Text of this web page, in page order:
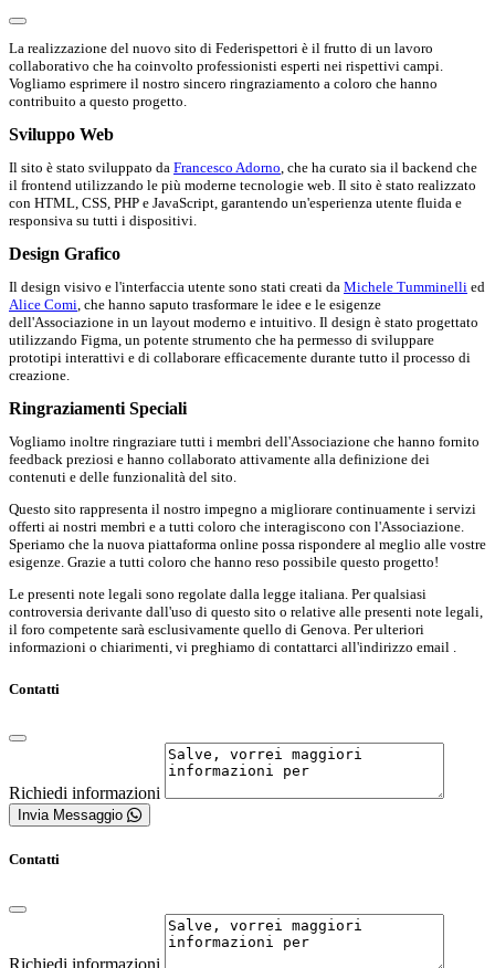
La realizzazione del nuovo sito di Federispettori è il frutto di un lavoro
collaborativo che ha coinvolto professionisti esperti nei rispettivi campi.
Vogliamo esprimere il nostro sincero ringraziamento a coloro che hanno
contribuito a questo progetto.
Sviluppo Web
Il sito è stato sviluppato da Francesco Adorno , che ha curato sia il backend che
il frontend utilizzando le più moderne tecnologie web. Il sito è stato realizzato
con HTML, CSS, PHP e JavaScript, garantendo un'esperienza utente fluida e
responsiva su tutti i dispositivi.
Design Grafico
Il design visivo e l'interfaccia utente sono stati creati da Michele Tumminelli ed
Alice Comi , che hanno saputo trasformare le idee e le esigenze
dell'Associazione in un layout moderno e intuitivo. Il design è stato progettato
utilizzando Figma, un potente strumento che ha permesso di sviluppare
prototipi interattivi e di collaborare efficacemente durante tutto il processo di
creazione.
Ringraziamenti Speciali
Vogliamo inoltre ringraziare tutti i membri dell'Associazione che hanno fornito
feedback preziosi e hanno collaborato attivamente alla definizione dei
contenuti e delle funzionalità del sito.
Questo sito rappresenta il nostro impegno a migliorare continuamente i servizi
offerti ai nostri membri e a tutti coloro che interagiscono con l'Associazione.
Speriamo che la nuova piattaforma online possa rispondere al meglio alle vostre
esigenze. Grazie a tutti coloro che hanno reso possibile questo progetto!
Le presenti note legali sono regolate dalla legge italiana. Per qualsiasi
controversia derivante dall'uso di questo sito o relative alle presenti note legali,
il foro competente sarà esclusivamente quello di Genova. Per ulteriori
informazioni o chiarimenti, vi preghiamo di contattarci all'indirizzo email .
Contatti
Richiedi informazioni
Invia Messaggio
Contatti
Richiedi informazioni